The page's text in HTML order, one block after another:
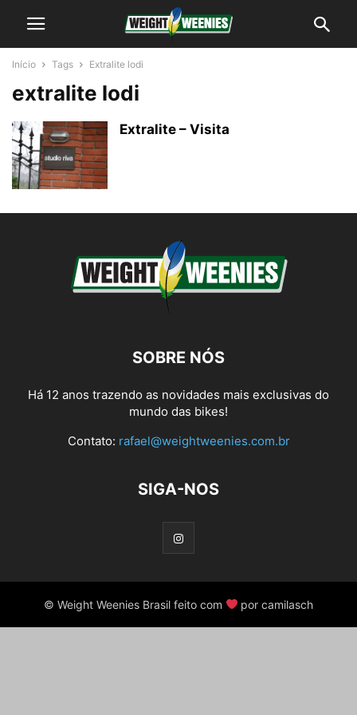
Início Tags Extralite lodi
extralite lodi
Extralite – Visita
SOBRE NÓS
Há 12 anos trazendo as novidades mais exclusivas do
mundo das bikes!
Contato: rafael@weightweenies.com.br
SIGA-NOS
© Weight Weenies Brasil feito com por camilasch